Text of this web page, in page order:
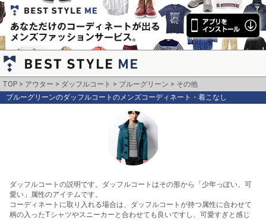
TOP アウター ダッフルコート ブルーグリーン
その他
ブルーグリーンのダッフルコートのメンズコーディネート・着こなし
ダッフルコートの説明です。ダッフルコートはその形から「少年っぽい、可
愛い」属性のアイテムです。
コーディネートに取り入れる場合は、ダッフルコートが持つ属性に合わせて
柄の入ったTシャツやスニーカーと合わせても良いですし、可愛すぎと感じ